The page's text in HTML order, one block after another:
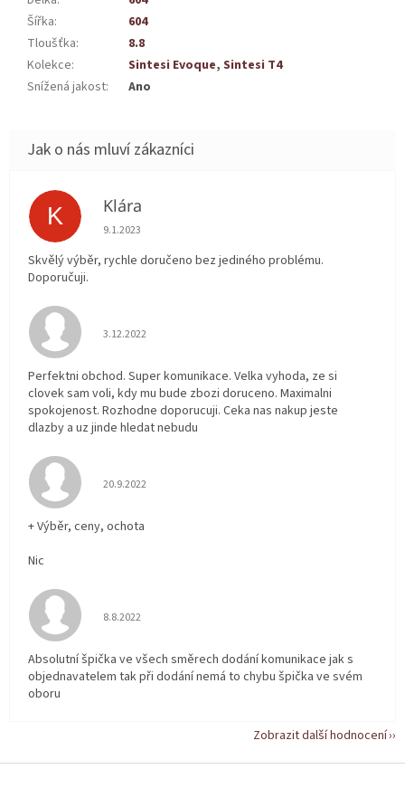
Šířka:
604
Tloušťka:
8.8
Kolekce: Sintesi Evoque, Sintesi T4
Snížená jakost: Ano
K Klára
Hodnocení obchodu je 5 z 5 hvězdiček.
9.1.2023
Skvělý výběr, rychle doručeno bez jediného problému.
Doporučuji.
Hodnocení obchodu je 5 z 5 hvězdiček.
3.12.2022
Perfektni obchod. Super komunikace. Velka vyhoda, ze si
clovek sam voli, kdy mu bude zbozi doruceno. Maximalni
spokojenost. Rozhodne doporucuji. Ceka nas nakup jeste
dlazby a uz jinde hledat nebudu
Hodnocení obchodu je 5 z 5 hvězdiček.
20.9.2022
+ Výběr, ceny, ochota
Nic
Hodnocení obchodu je 5 z 5 hvězdiček.
8.8.2022
Absolutní špička ve všech směrech dodání komunikace jak s
objednavatelem tak při dodání nemá to chybu špička ve svém
oboru
Zobrazit další hodnocení
Z